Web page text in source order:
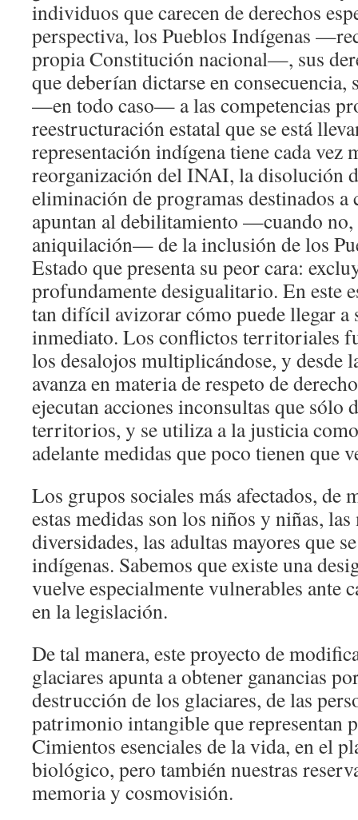
individuos que carecen de derechos
perspectiva, los Pueblos Indígenas
propia Constitución nacional—, sus
que deberían dictarse en consecuencia,
—en todo caso— a las competencias
reestructuración estatal que se está
representación indígena tiene cada vez
reorganización del INAI, la disolución
eliminación de programas destinados a
apuntan al debilitamiento —cuando no,
aniquilación— de la inclusión de los
Estado que presenta su peor cara:
profundamente desigualitario. En este
tan difícil avizorar cómo puede llegar a
inmediato. Los conflictos territoriales
los desalojos multiplicándose, y desde
avanza en materia de respeto de
ejecutan acciones inconsultas que sólo
territorios, y se utiliza a la justicia
adelante medidas que poco tienen que
Los grupos sociales más afectados, de
estas medidas son los niños y niñas,
diversidades, las adultas mayores que
indígenas. Sabemos que existe una
vuelve especialmente vulnerables ante
en la legislación.
De tal manera, este proyecto de
glaciares apunta a obtener ganancias
destrucción de los glaciares, de las
patrimonio intangible que representan
Cimientos esenciales de la vida, en el
biológico, pero también nuestras
memoria y cosmovisión.